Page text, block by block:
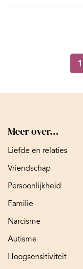
1
Meer over...
Liefde en relaties
Vriendschap
Persoonlijkheid
Familie
Narcisme
Autisme
Hoogsensitiviteit